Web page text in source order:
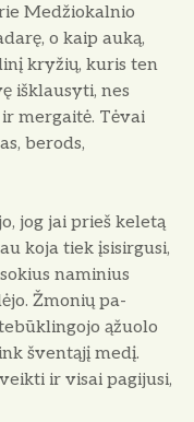
Medžiokal­nio
o kaip auką,
kryžių, kuris ten
išklausyti, nes
mergaitė. Tėvai
be­rods,
jog jai prieš keletą
koja tiek įsisirgusi,
naminius
Žmonių pa­
ąžuolo
šventąjį medį.
ir visai pagijusi,